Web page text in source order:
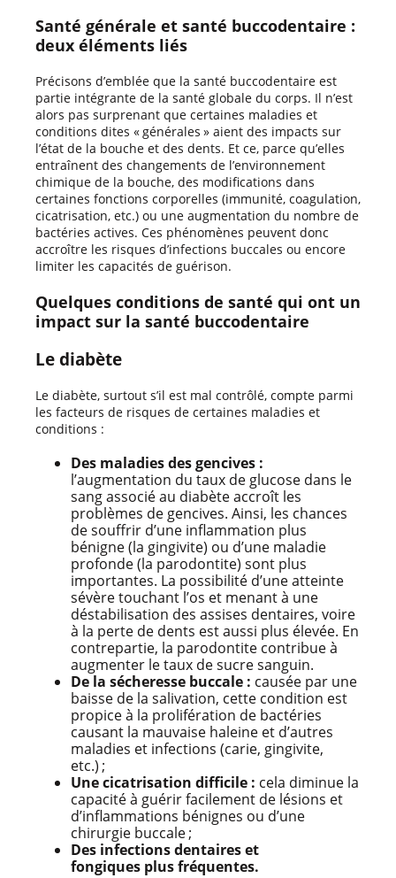
Santé générale et santé buccodentaire :
deux éléments liés
Précisons d’emblée que la santé buccodentaire est
partie intégrante de la santé globale du corps. Il n’est
alors pas surprenant que certaines maladies et
conditions dites « générales » aient des impacts sur
l’état de la bouche et des dents. Et ce, parce qu’elles
entraînent des changements de l’environnement
chimique de la bouche, des modifications dans
certaines fonctions corporelles (immunité, coagulation,
cicatrisation, etc.) ou une augmentation du nombre de
bactéries actives. Ces phénomènes peuvent donc
accroître les risques d’infections buccales ou encore
limiter les capacités de guérison.
Quelques conditions de santé qui ont un
impact sur la santé buccodentaire
Le diabète
Le diabète, surtout s’il est mal contrôlé, compte parmi
les facteurs de risques de certaines maladies et
conditions :
Des maladies des gencives :
l’augmentation du taux de glucose dans le
sang associé au diabète accroît les
problèmes de gencives. Ainsi, les chances
de souffrir d’une inflammation plus
bénigne (la gingivite) ou d’une maladie
profonde (la parodontite) sont plus
importantes. La possibilité d’une atteinte
sévère touchant l’os et menant à une
déstabilisation des assises dentaires, voire
à la perte de dents est aussi plus élevée. En
contrepartie, la parodontite contribue à
augmenter le taux de sucre sanguin.
De la sécheresse buccale : causée par une
baisse de la salivation, cette condition est
propice à la prolifération de bactéries
causant la mauvaise haleine et d’autres
maladies et infections (carie, gingivite,
etc.) ;
Une cicatrisation difficile : cela diminue la
capacité à guérir facilement de lésions et
d’inflammations bénignes ou d’une
chirurgie buccale ;
Des infections dentaires et
fongiques plus fréquentes.